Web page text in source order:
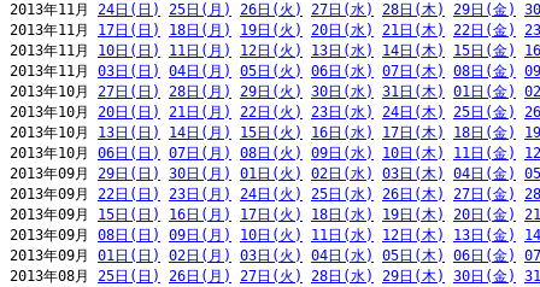
2013年11月 24日(日) 25日(月) 26日(火) 27日(水) 28日(木) 29日(金)
2013年11月 17日(日) 18日(月) 19日(火) 20日(水) 21日(木) 22日(金)
2013年11月 10日(日) 11日(月) 12日(火) 13日(水) 14日(木) 15日(金)
2013年11月 03日(日) 04日(月) 05日(火) 06日(水) 07日(木) 08日(金)
2013年10月 27日(日) 28日(月) 29日(火) 30日(水) 31日(木) 01日(金)
2013年10月 20日(日) 21日(月) 22日(火) 23日(水) 24日(木) 25日(金)
2013年10月 13日(日) 14日(月) 15日(火) 16日(水) 17日(木) 18日(金)
2013年10月 06日(日) 07日(月) 08日(火) 09日(水) 10日(木) 11日(金)
2013年09月 29日(日) 30日(月) 01日(火) 02日(水) 03日(木) 04日(金)
2013年09月 22日(日) 23日(月) 24日(火) 25日(水) 26日(木) 27日(金)
2013年09月 15日(日) 16日(月) 17日(火) 18日(水) 19日(木) 20日(金)
2013年09月 08日(日) 09日(月) 10日(火) 11日(水) 12日(木) 13日(金)
2013年09月 01日(日) 02日(月) 03日(火) 04日(水) 05日(木) 06日(金)
2013年08月 25日(日) 26日(月) 27日(火) 28日(水) 29日(木) 30日(金)